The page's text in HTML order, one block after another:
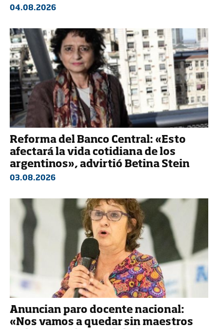
04.08.2026
Reforma del Banco Central: «Esto
afectará la vida cotidiana de los
argentinos», advirtió Betina Stein
03.08.2026
Anuncian paro docente nacional:
«Nos vamos a quedar sin maestros